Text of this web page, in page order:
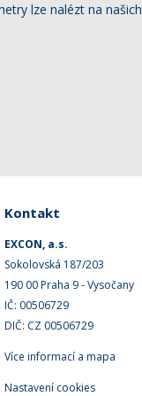
lze nalézt na našich
Kontakt
EXCON, a.s.
Sokolovská 187/203
190 00 Praha 9 - Vysočany
IČ: 00506729
DIČ: CZ 00506729
Více informací a mapa
Nastavení cookies